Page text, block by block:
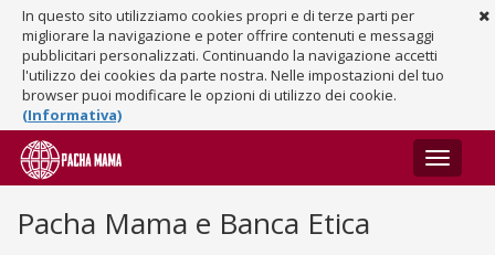
In questo sito utilizziamo cookies propri e di terze parti per
migliorare la navigazione e poter offrire contenuti e messaggi
pubblicitari personalizzati. Continuando la navigazione accetti
l'utilizzo dei cookies da parte nostra. Nelle impostazioni del tuo
browser puoi modificare le opzioni di utilizzo dei cookie.
(Informativa)
Toggle
Pacha Mama e Banca Etica